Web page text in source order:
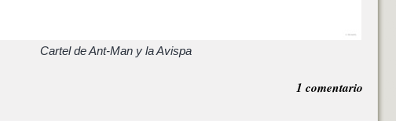
Cartel de Ant-Man y la Avispa
1 comentario